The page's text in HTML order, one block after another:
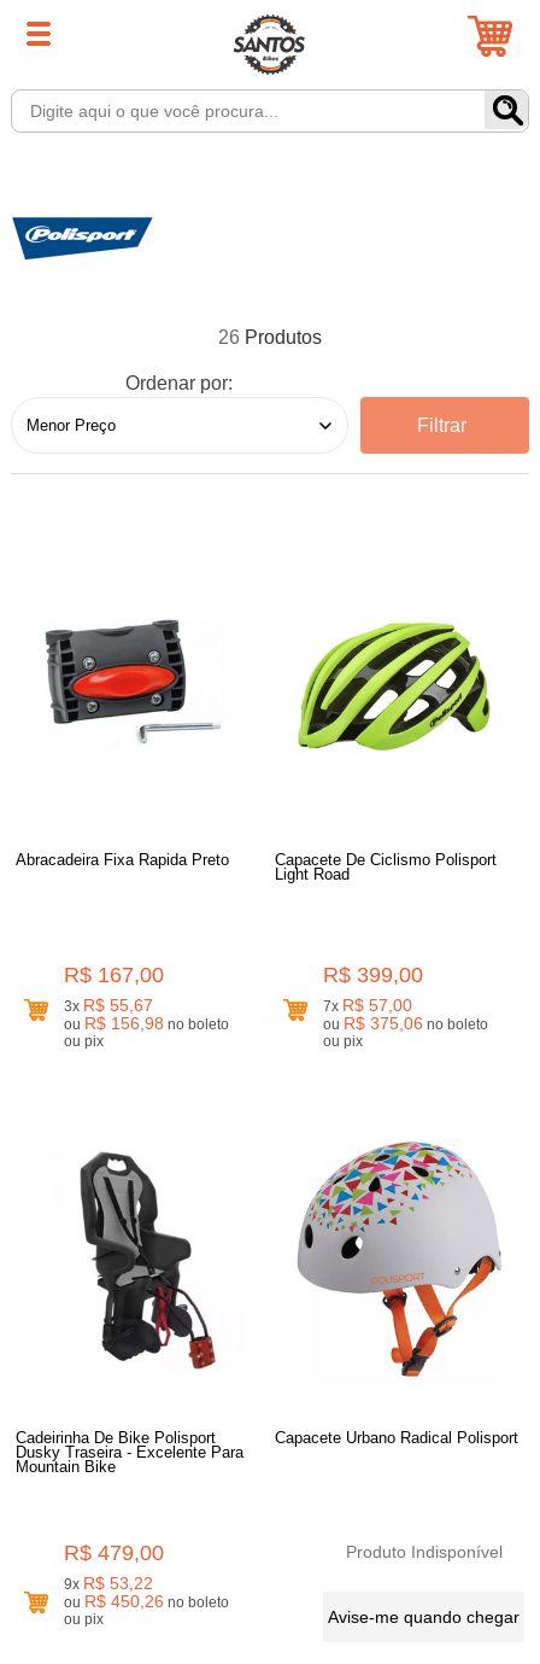
26
Ordenar por:
Filtrar
Abracadeira Fixa Rapida Preto
R$ 167,00
3x R$ 55,67
ou R$ 156,98 no boleto
ou pix
Capacete De Ciclismo Polisport
Light Road
R$ 399,00
7x R$ 57,00
ou R$ 375,06 no boleto
ou pix
Cadeirinha De Bike Polisport
Dusky Traseira - Excelente Para
Mountain Bike
R$ 479,00
9x R$ 53,22
ou R$ 450,26 no boleto
ou pix
Capacete Urbano Radical Polisport
Produto Indisponível
Avise-me quando chegar